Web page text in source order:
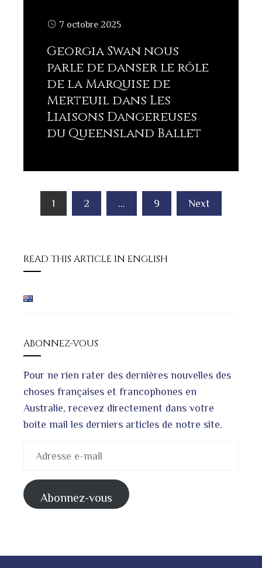
7 octobre 2025
Georgia Swan nous
parle de danser le rôle
de la Marquise de
Merteuil dans Les
Liaisons Dangereuses
du Queensland Ballet
Pagination
publications
1 2 … 9 Next
READ THIS ARTICLE IN ENGLISH
ABONNEZ-VOUS
Pour ne rien rater des dernières nouvelles des
choses françaises et francophones en
Australie, recevez directement dans votre
boite mail les derniers articles de notre site.
mail
Abonnez-vous